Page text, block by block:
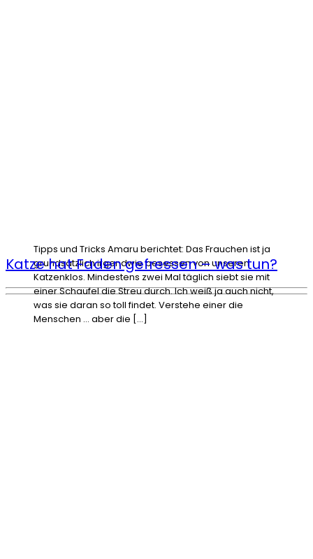
Tipps und Tricks Amaru berichtet: Das Frauchen ist ja
grundsätzlich irgendwie besessen von unseren
Katzenklos. Mindestens zwei Mal täglich siebt sie mit
einer Schaufel die Streu durch. Ich weiß ja auch nicht,
was sie daran so toll findet. Verstehe einer die
Menschen … aber die […]
Katze hat Faden gefressen – was tun?